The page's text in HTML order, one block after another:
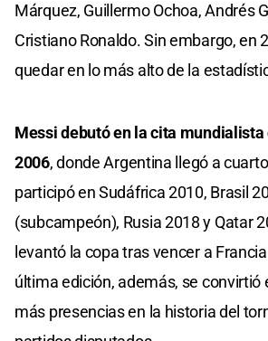
Márquez, Guillermo Ochoa, Andrés
Cristiano Ronaldo. Sin embargo, en
quedar en lo más alto de la
Messi debutó en la cita
2006, donde Argentina llegó a
participó en Sudáfrica 2010, Brasil
(subcampeón), Rusia 2018 y Qatar
levantó la copa tras vencer a
última edición, además, se convirtió
más presencias en la historia del